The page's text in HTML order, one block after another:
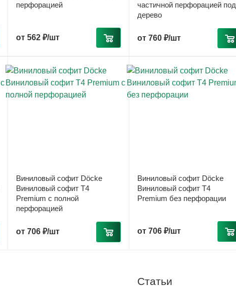
перфорацией
от 562 ₽/шт
частичной перфорацией под
дерево
от 760 ₽/шт
Виниловый софит Döcke
Виниловый софит T4
Premium с полной
перфорацией
от 706 ₽/шт
Виниловый софит Döcke
Виниловый софит T4
Premium без перфорации
от 706 ₽/шт
Статьи